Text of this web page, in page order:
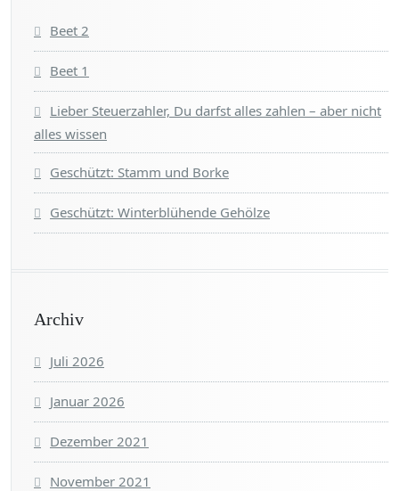
Beet 2
Beet 1
Lieber Steuerzahler, Du darfst alles zahlen – aber nicht
alles wissen
Geschützt: Stamm und Borke
Geschützt: Winterblühende Gehölze
Archiv
Juli 2026
Januar 2026
Dezember 2021
November 2021